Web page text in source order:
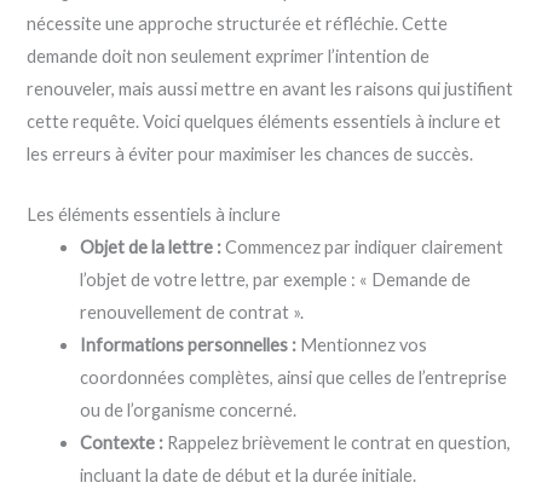
nécessite une approche structurée et réfléchie. Cette
demande doit non seulement exprimer l’intention de
renouveler, mais aussi mettre en avant les raisons qui justifient
cette requête. Voici quelques éléments essentiels à inclure et
les erreurs à éviter pour maximiser les chances de succès.
Les éléments essentiels à inclure
Objet de la lettre :Commencez par indiquer clairement
l’objet de votre lettre, par exemple : « Demande de
renouvellement de contrat ».
Informations personnelles : Mentionnez vos
coordonnées complètes, ainsi que celles de l’entreprise
ou de l’organisme concerné.
Contexte : Rappelez brièvement le contrat en question,
incluant la date de début et la durée initiale.